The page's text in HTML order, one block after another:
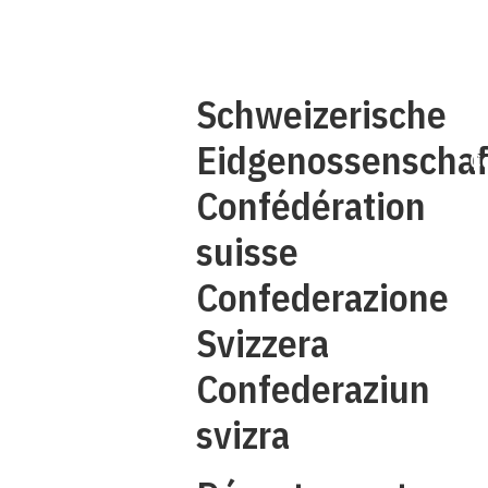
Schweizerische
Confédération
suisse
Confederazione
Svizzera
Confederaziun
svizra